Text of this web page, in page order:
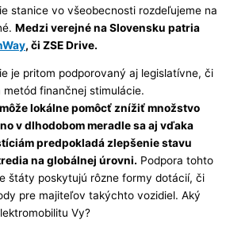
stanice vo všeobecnosti rozdeľujeme na
Medzi verejné na Slovensku patria
, či ZSE Drive.
je pritom podporovaný aj legislatívne, či
finančnej stimulácie.
lokálne pomôcť znížiť množstvo
v dlhodobom meradle sa aj vďaka
predpokladá zlepšenie stavu
na globálnej úrovni. Podpora tohto
štáty poskytujú rôzne formy dotácií, či
pre majiteľov takýchto vozidiel. Aký
Vy?